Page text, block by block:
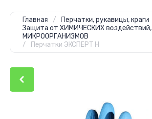
Главная / Перчатки, рукавицы, краги
Защита от ХИМИЧЕСКИХ воздействий,
МИКРООРГАНИЗМОВ
/
Перчатки ЭКСПЕРТ Н